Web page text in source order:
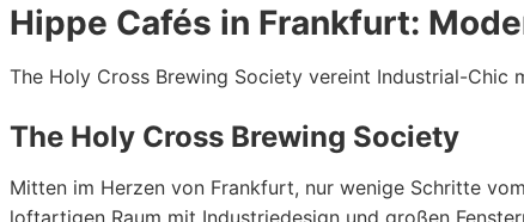
Hippe Cafés in Frankfurt:
The Holy Cross Brewing Society vereint Industrial-Chic
The Holy Cross Brewing Society
Mitten im Herzen von Frankfurt, nur wenige Schritte
loftartigen Raum mit Industriedesign und großen